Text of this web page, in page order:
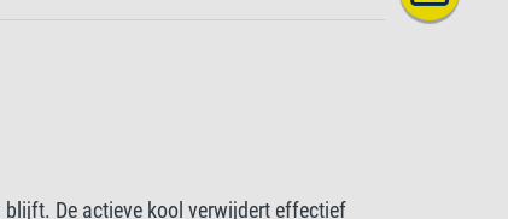
De actieve kool verwijdert effectief